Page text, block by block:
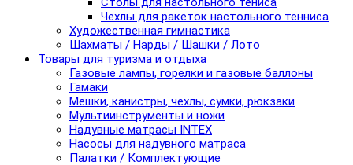
Чехлы для ракеток настольного тенниса
Художественная гимнастика
Шахматы / Нарды / Шашки / Лото
Товары для туризма и отдыха
Газовые лампы, горелки и газовые баллоны
Гамаки
Мешки, канистры, чехлы, сумки, рюкзаки
Мультиинструменты и ножи
Надувные матрасы INTEX
Насосы для надувного матраса
Палатки / Комплектующие